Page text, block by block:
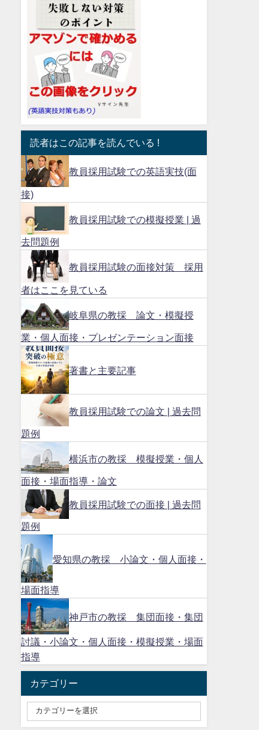
読者はこの記事を読んでいる !
教員採用試験での英語実技(面
接)
教員採用試験での模擬授業 | 過
去問題例
教員採用試験の面接対策 採用
者はここを見ている
岐阜県の教採 論文・模擬授
業・個人面接・プレゼンテーション面接
著書と主要記事
教員採用試験での論文 | 過去問
題例
横浜市の教採 模擬授業・個人
面接・場面指導・論文
教員採用試験での面接 | 過去問
題例
愛知県の教採 小論文・個人面接・
場面指導
神戸市の教採 集団面接・集団
討議・小論文・個人面接・模擬授業・場面
指導
カテゴリー